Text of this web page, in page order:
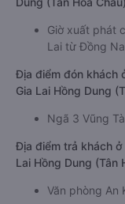
Giờ xuất phát
Lai từ Đồng
Địa điểm đón khách
Gia Lai Hồng Dung
Ngã 3 Vũng
Địa điểm trả khách ở
Lai Hồng Dung (Tân
Văn phòng An